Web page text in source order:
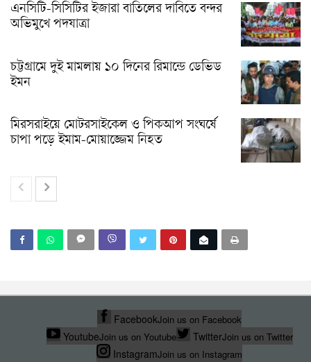
এনসিটি-সিসিটির ইজারা বাতিলের দাবিতে বন্দর
অভিমুখে পদযাত্রা
চট্টগ্রামে দুই মামলায় ১০ দিনের রিমান্ডে ডেভিড
ইমন
মিরসরাইয়ে মোটরসাইকেল ও পিকআপ সংঘর্ষে
চাপা পড়ে ইমাম-মোয়াজ্জেম নিহত
FacebookJoin us on Facebook
YoutubeJoin us on Youtube TwitterJoin us on Twitter
InstagramJoin us on Instagram